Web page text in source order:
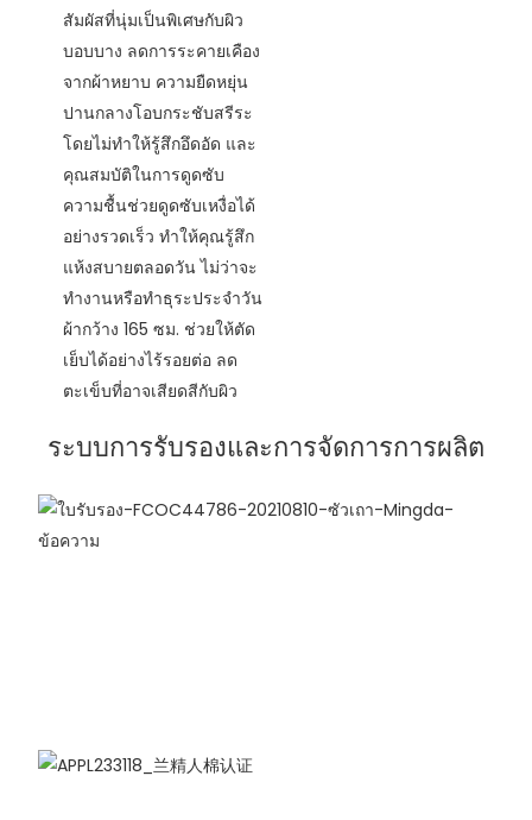
สัมผัสที่นุ่มเป็นพิเศษกับผิว
บอบบาง ลดการระคายเคือง
จากผ้าหยาบ ความยืดหยุ่น
ปานกลางโอบกระชับสรีระ
โดยไม่ทำให้รู้สึกอึดอัด และ
คุณสมบัติในการดูดซับ
ความชื้นช่วยดูดซับเหงื่อได้
อย่างรวดเร็ว ทำให้คุณรู้สึก
แห้งสบายตลอดวัน ไม่ว่าจะ
ทำงานหรือทำธุระประจำวัน
ผ้ากว้าง 165 ซม. ช่วยให้ตัด
เย็บได้อย่างไร้รอยต่อ ลด
ตะเข็บที่อาจเสียดสีกับผิว
ระบบการรับรองและการจัดการการผลิต